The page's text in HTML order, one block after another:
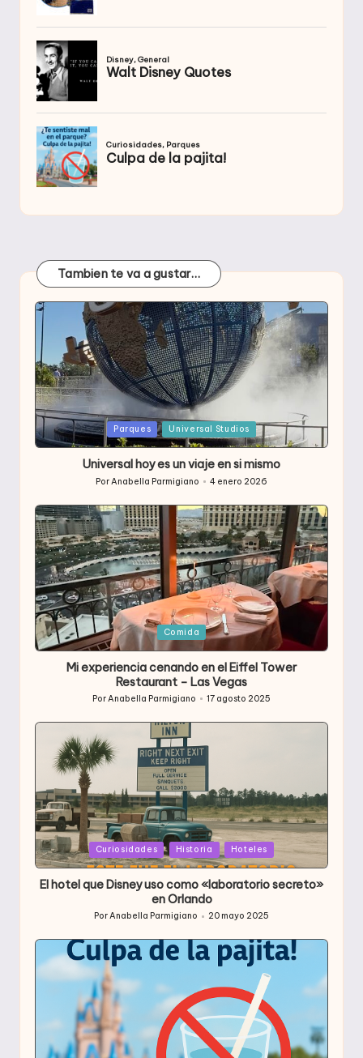
Tambien te va a gustar…
Publicada
en
Parques Universal Studios
Universal hoy es un viaje en si mismo
Publicado
Por Anabella Parmigiano 4 enero 2026
Publicada
en
Comida
Mi experiencia cenando en el Eiffel Tower
Restaurant – Las Vegas
Publicado
por
PorAnabella Parmigiano 17 agosto 2025
Publicada
en
Curiosidades Historia Hoteles
El hotel que Disney uso como «laboratorio secreto»
en Orlando
Publicado
por
PorAnabella Parmigiano 20 mayo 2025